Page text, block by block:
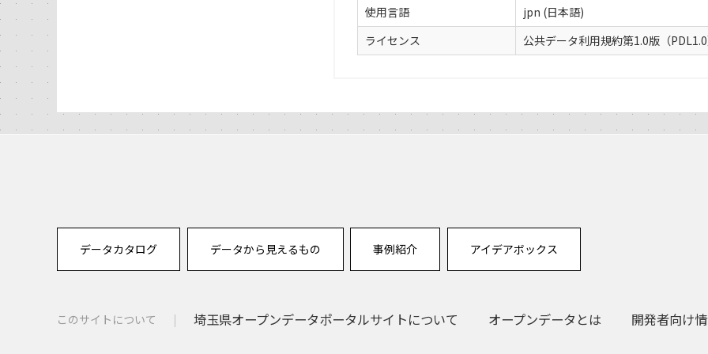
使用言語
jpn (日本語)
ライセンス
公共データ利用規約第1.0版（
データカタログ データから見えるもの 事例紹介 アイデアボックス
このサイトについて 埼玉県オープンデータポータルサイトについて オープンデータとは 開発者向け